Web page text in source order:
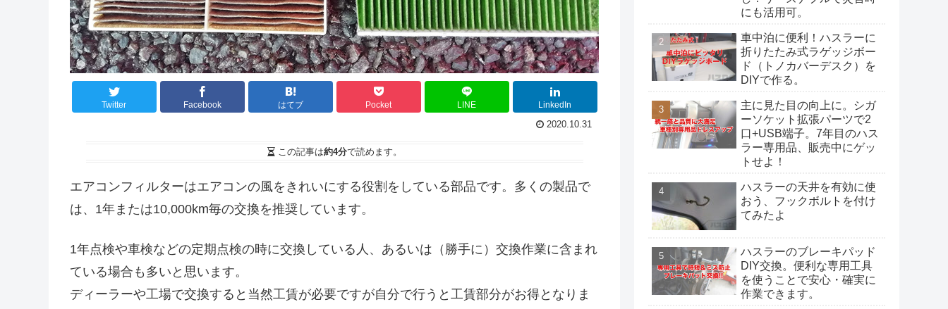
Twitter Facebook はてブ Pocket LINE LinkedIn
2020.10.31
この記事は約4分で読めます。
エアコンフィルターはエアコンの風をきれいにする役割をしている部品です。多くの製品で
は、1年または10,000km毎の交換を推奨しています。
1年点検や車検などの定期点検の時に交換している人、あるいは（勝手に）交換作業に含まれ
ている場合も多いと思います。
ディーラーや工場で交換すると当然工賃が必要ですが自分で行うと工賃部分がお得となりま
にも活用可。
車中泊に便利！ハスラーに
折りたたみ式ラゲッジボー
ド（トノカバーデスク）を
DIYで作る。
主に見た目の向上に。シガ
ーソケット拡張パーツで2
口+USB端子。7年目のハス
ラー専用品、販売中にゲッ
トせよ！
ハスラーの天井を有効に使
おう、フックボルトを付け
てみたよ
ハスラーのブレーキパッド
DIY交換。便利な専用工具
を使うことで安心・確実に
作業できます。